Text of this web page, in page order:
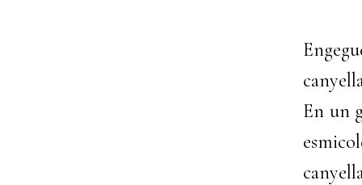
En un